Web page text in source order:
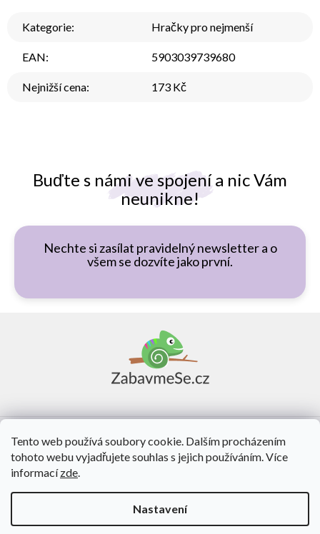
Tento web používá soubory cookie. Dalším procházením
tohoto webu vyjadřujete souhlas s jejich používáním. Více
informacízde.
Nastavení
Buďte s námi ve spojení a nic Vám
neunikne!
Nechte si zasílat pravidelný newsletter a o
všem se dozvíte jako první.
Kategorie: Hračky pro nejmenší
EAN: 5903039739680
Nejnižší cena: 173 Kč
O nás
Vytvořil Shoptet